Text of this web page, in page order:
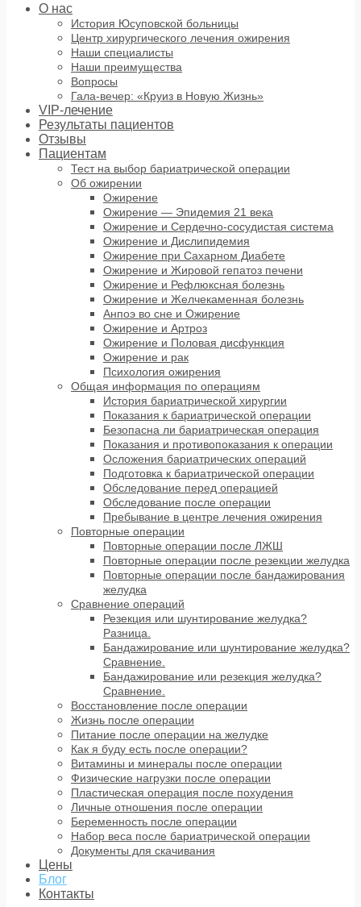
О нас
История Юсуповской больницы
Центр хирургического лечения ожирения
Наши специалисты
Наши преимущества
Вопросы
Гала-вечер: «Круиз в Новую Жизнь»
VIP-лечение
Результаты пациентов
Отзывы
Пациентам
Тест на выбор бариатрической операции
Об ожирении
Ожирение
Ожирение — Эпидемия 21 века
Ожирение и Сердечно-сосудистая система
Ожирение и Дислипидемия
Ожирение при Сахарном Диабете
Ожирение и Жировой гепатоз печени
Ожирение и Рефлюксная болезнь
Ожирение и Желчекаменная болезнь
Анпоэ во сне и Ожирение
Ожирение и Артроз
Ожирение и Половая дисфункция
Ожирение и рак
Психология ожирения
Общая информация по операциям
История бариатрической хирургии
Показания к бариатрической операции
Безопасна ли бариатрическая операция
Показания и противопоказания к операции
Осложения бариатрических операций
Подготовка к бариатрической операции
Обследование перед операцией
Обследование после операции
Пребывание в центре лечения ожирения
Повторные операции
Повторные операции после ЛЖШ
Повторные операции после резекции желудка
Повторные операции после бандажирования
желудка
Сравнение операций
Резекция или шунтирование желудка?
Разница.
Бандажирование или шунтирование желудка?
Сравнение.
Бандажирование или резекция желудка?
Сравнение.
Восстановление после операции
Жизнь после операции
Питание после операции на желудке
Как я буду есть после операции?
Витамины и минералы после операции
Физические нагрузки после операции
Пластическая операция после похудения
Личные отношения после операции
Беременность после операции
Набор веса после бариатрической операции
Документы для скачивания
Цены
Блог
Контакты